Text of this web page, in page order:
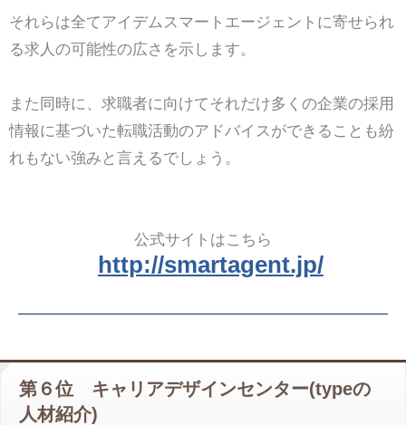
それらは全てアイデムスマートエージェントに寄せられ
る求人の可能性の広さを示します。
また同時に、求職者に向けてそれだけ多くの企業の採用
情報に基づいた転職活動のアドバイスができることも紛
れもない強みと言えるでしょう。
公式サイトはこちら
http://smartagent.jp/
第６位 キャリアデザインセンター(typeの
人材紹介)